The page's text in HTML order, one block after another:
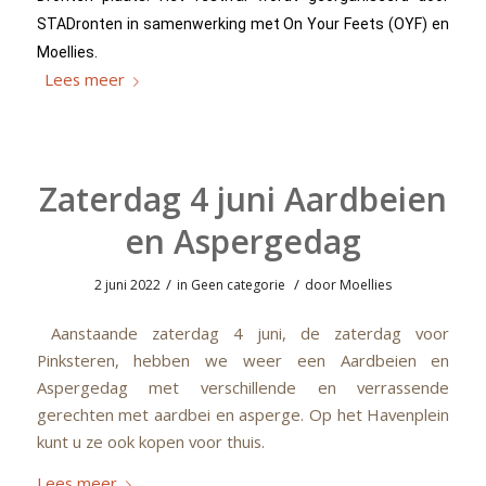
STADronten in samenwerking met On Your Feets (OYF) en
Moellies.
Lees meer
Zaterdag 4 juni Aardbeien
en Aspergedag
2 juni 2022 / in Geen categorie / door Moellies
Aanstaande zaterdag 4 juni, de zaterdag voor
Pinksteren, hebben we weer een Aardbeien en
Aspergedag met verschillende en verrassende
gerechten met aardbei en asperge. Op het Havenplein
kunt u ze ook kopen voor thuis.